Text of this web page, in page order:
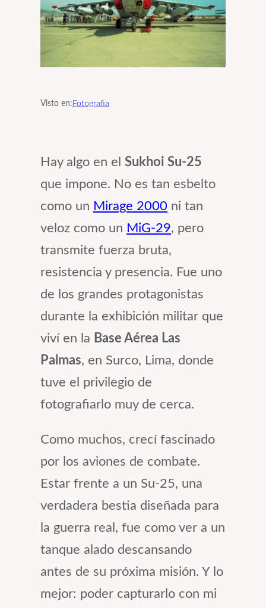
Visto en: Fotografia
Hay algo en el Sukhoi Su-25
que impone. No es tan esbelto
como un Mirage 2000 ni tan
veloz como un MiG-29, pero
transmite fuerza bruta,
resistencia y presencia. Fue uno
de los grandes protagonistas
durante la exhibición militar que
viví en la Base Aérea Las
Palmas, en Surco, Lima, donde
tuve el privilegio de
fotografiarlo muy de cerca.
Como muchos, crecí fascinado
por los aviones de combate.
Estar frente a un Su-25, una
verdadera bestia diseñada para
la guerra real, fue como ver a un
tanque alado descansando
antes de su próxima misión. Y lo
mejor: poder capturarlo con mi